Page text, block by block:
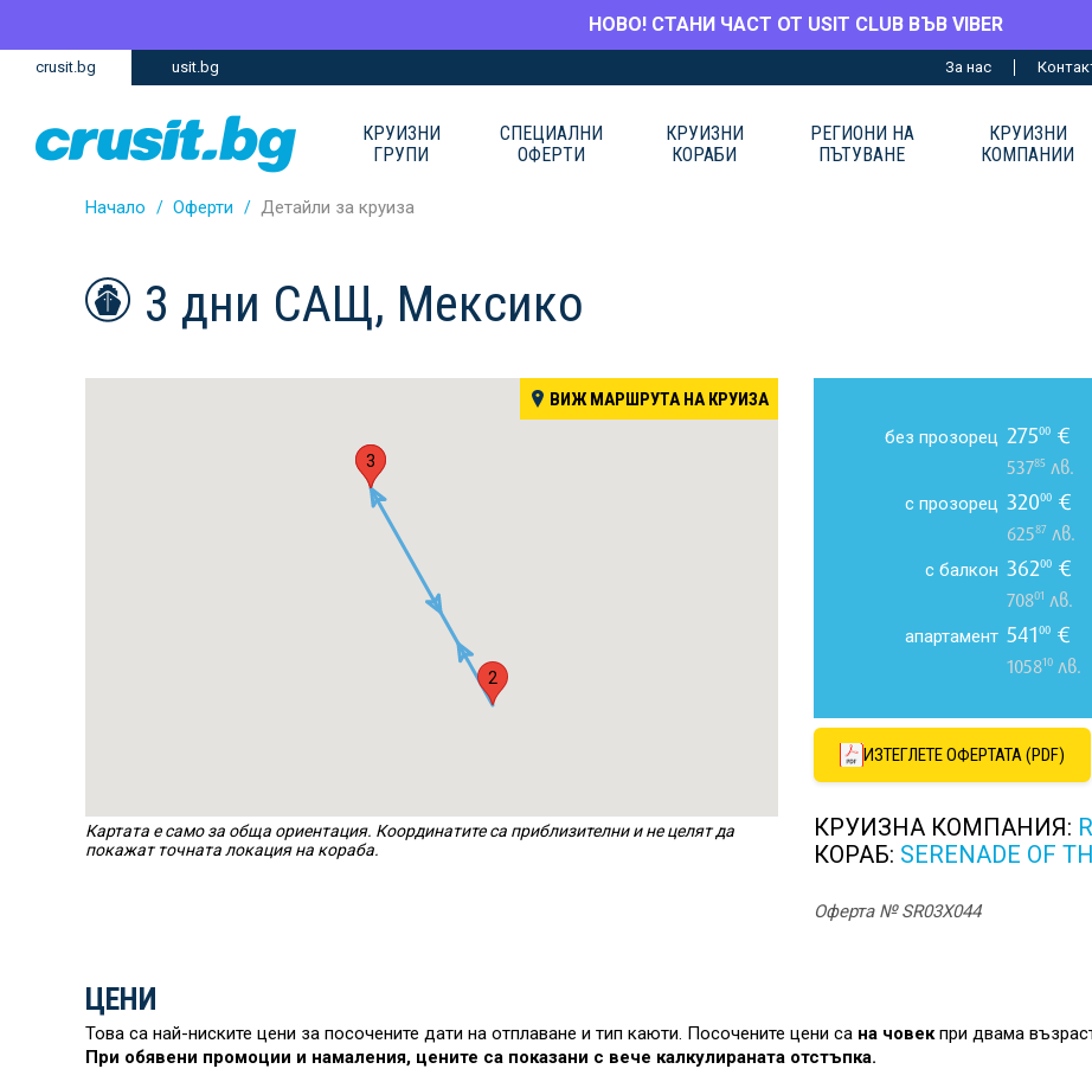
НОВО! СТАНИ ЧАСТ ОТ USIT CLUB ВЪВ VIBER
Премини
съдържание
Премини
crusit.bg usit.bg За нас
КРУИЗНИ
ГРУПИ
СПЕЦИАЛНИ
ОФЕРТИ
КРУИЗНИ
КОРАБИ
РЕГИОНИ НА
ПЪТУВАНЕ
КРУИЗНИ
КОМПАНИИ
Начало Оферти Детайли за круиза
3 дни САЩ, Мексико
1
2
3
ВИЖ МАРШРУТА НА КРУИЗА
Картата е само за обща ориентация. Координатите са приблизителни и не целят да
покажат точната локация на кораба.
без прозорец 27500 €
53785 лв.
с прозорец 32000 €
62587 лв.
с балкон 36200 €
70801 лв.
апартамент 54100 €
105810 лв.
ИЗТЕГЛЕТЕ ОФЕРТАТА (PDF)
КРУИЗНА КОМПАНИЯ:
КОРАБ: SERENADE OF
Оферта № SR03X044
ЦЕНИ
Това са най-ниските цени за посочените дати на отплаване и тип каюти. Посочените цени са на човекпри двама
При обявени промоции и намаления, цените са показани с вече калкулираната отстъпка.